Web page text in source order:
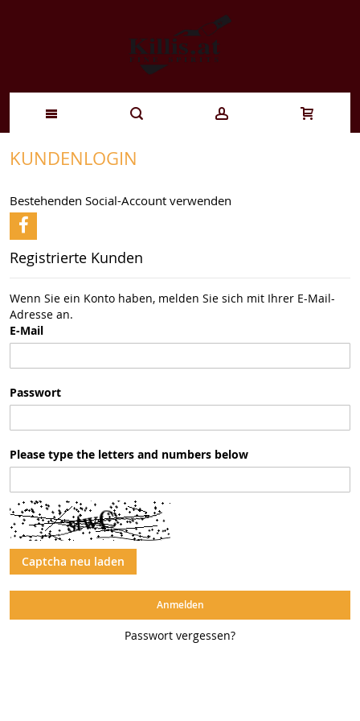
Zum
springen
KUNDENLOGIN
Bestehenden Social-Account verwenden
Registrierte Kunden
Wenn Sie ein Konto haben, melden Sie sich mit Ihrer E-Mail-
Adresse an.
E-Mail
Passwort
Please type the letters and numbers below
Captcha neu laden
Anmelden
Passwort vergessen?